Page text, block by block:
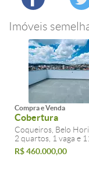
Imóveis
Compra e Venda
Cobertura
Coqueiros, Belo
2 quartos, 1 vaga e
R$ 460.000,00